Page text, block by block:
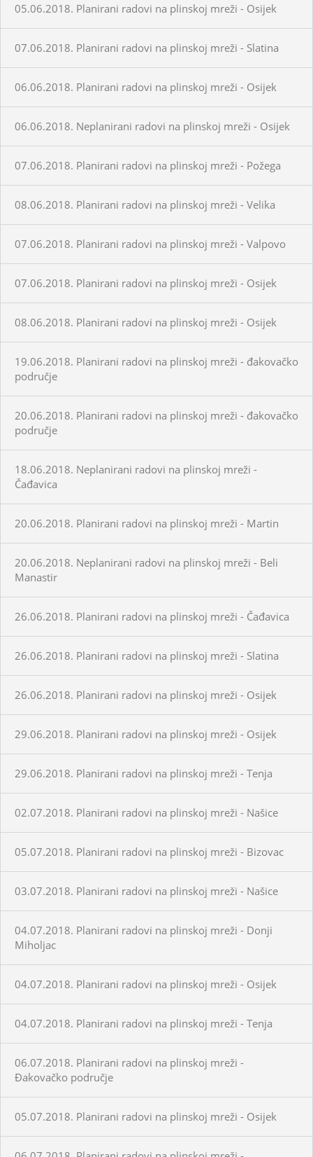
05.06.2018. Planirani radovi na plinskoj mreži - Osijek
07.06.2018. Planirani radovi na plinskoj mreži - Slatina
06.06.2018. Planirani radovi na plinskoj mreži - Osijek
06.06.2018. Neplanirani radovi na plinskoj mreži - Osijek
07.06.2018. Planirani radovi na plinskoj mreži - Požega
08.06.2018. Planirani radovi na plinskoj mreži - Velika
07.06.2018. Planirani radovi na plinskoj mreži - Valpovo
07.06.2018. Planirani radovi na plinskoj mreži - Osijek
08.06.2018. Planirani radovi na plinskoj mreži - Osijek
19.06.2018. Planirani radovi na plinskoj mreži - đakovačko
područje
20.06.2018. Planirani radovi na plinskoj mreži - đakovačko
područje
18.06.2018. Neplanirani radovi na plinskoj mreži -
Čađavica
20.06.2018. Planirani radovi na plinskoj mreži - Martin
20.06.2018. Neplanirani radovi na plinskoj mreži - Beli
Manastir
26.06.2018. Planirani radovi na plinskoj mreži - Čađavica
26.06.2018. Planirani radovi na plinskoj mreži - Slatina
26.06.2018. Planirani radovi na plinskoj mreži - Osijek
29.06.2018. Planirani radovi na plinskoj mreži - Osijek
29.06.2018. Planirani radovi na plinskoj mreži - Tenja
02.07.2018. Planirani radovi na plinskoj mreži - Našice
05.07.2018. Planirani radovi na plinskoj mreži - Bizovac
03.07.2018. Planirani radovi na plinskoj mreži - Našice
04.07.2018. Planirani radovi na plinskoj mreži - Donji
Miholjac
04.07.2018. Planirani radovi na plinskoj mreži - Osijek
04.07.2018. Planirani radovi na plinskoj mreži - Tenja
06.07.2018. Planirani radovi na plinskoj mreži -
Đakovačko područje
05.07.2018. Planirani radovi na plinskoj mreži - Osijek